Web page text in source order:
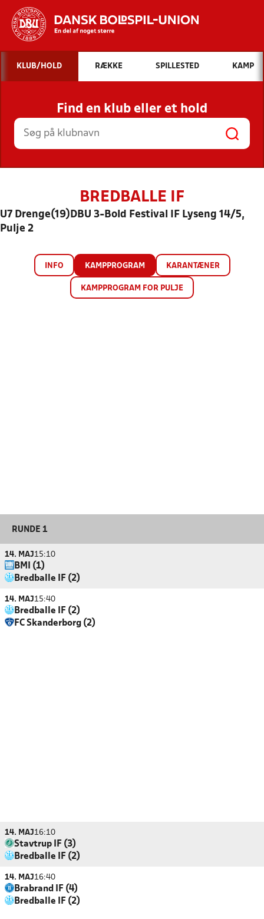
Hvad vil du søge efter?
INDHOLD OG NYHEDER
STILLINGER, RESULTATER, KLUBBER OG
HOLD
KLUB/HOLD RÆKKE SPILLESTED KAMP
Find en klub eller et hold
BREDBALLE IF
U7 Drenge(19)DBU 3-Bold Festival IF Lyseng 14/5,
Pulje 2
INFO KAMPPROGRAM KARANTÆNER
KAMPPROGRAM FOR PULJE
RUNDE 1
14. MAJ15:10
BMI (1)
Bredballe IF (2)
14. MAJ15:40
Bredballe IF (2)
FC Skanderborg (2)
14. MAJ16:10
Stavtrup IF (3)
Bredballe IF (2)
14. MAJ16:40
Brabrand IF (4)
Bredballe IF (2)